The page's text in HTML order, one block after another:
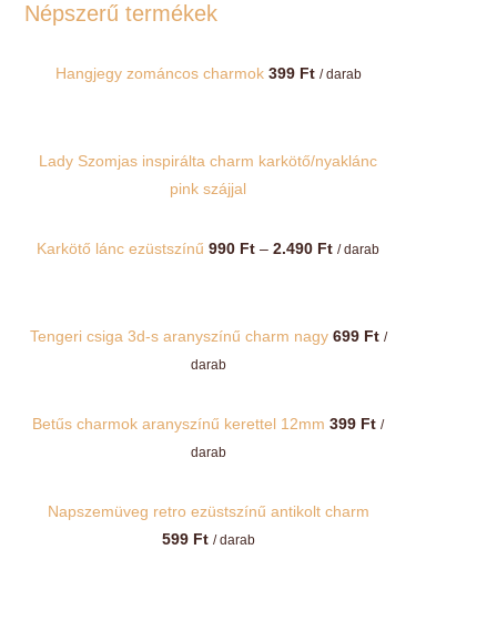
Népszerű termékek
Hangjegy zománcos charmok 399 Ft / darab
Lady Szomjas inspirálta charm karkötő/nyaklánc
pink szájjal
Karkötő lánc ezüstszínű 990 Ft – 2.490 FtÁrtartomány:
2.490 Ft
/ darab
Tengeri csiga 3d-s aranyszínű charm nagy 699 Ft /
darab
Betűs charmok aranyszínű kerettel 12mm 399 Ft /
darab
Napszemüveg retro ezüstszínű antikolt charm
599 Ft / darab